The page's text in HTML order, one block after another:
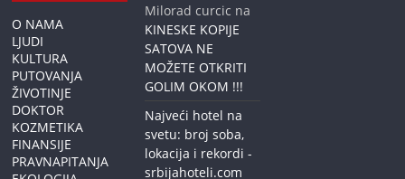
O NAMA
LJUDI
KULTURA
PUTOVANJA
ŽIVOTINJE
DOKTOR
KOZMETIKA
FINANSIJE
PRAVNAPITANJA
Milorad curcic na
KINESKE KOPIJE
SATOVA NE
MOŽETE OTKRITI
GOLIM OKOM !!!
Najveći hotel na
svetu: broj soba,
lokacija i rekordi -
srbijahoteli.com